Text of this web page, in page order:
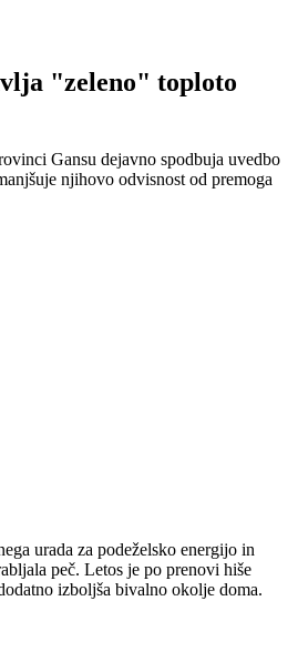
"zeleno" toploto
Gansu dejavno spodbuja uvedbo
njihovo odvisnost od premoga
urada za podeželsko energijo in
peč. Letos je po prenovi hiše
izboljša bivalno okolje doma.